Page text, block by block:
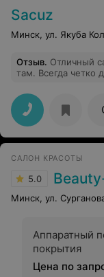
Sacuz
Минск, ул. Якуба
Отзыв. Отличный
там. Всегда четко
которым я
САЛОН КРАСОТЫ
5.0
Минск, ул.
Аппаратный
покрытия
Цена по